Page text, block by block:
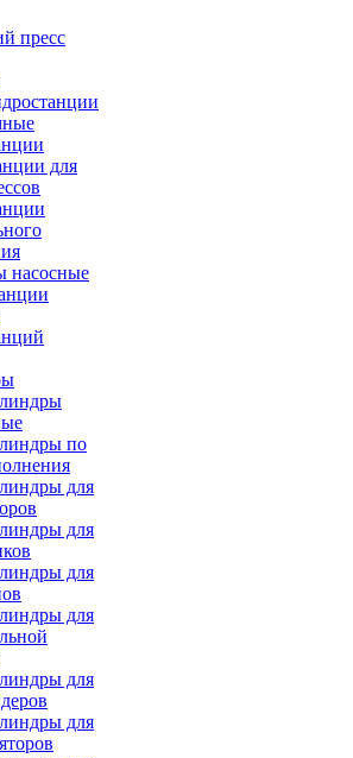
пресс
для
насосные
по
для
для
для
для
для
для